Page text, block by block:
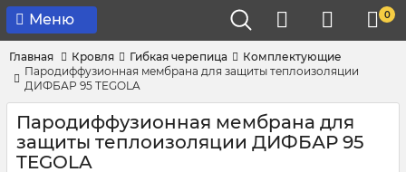
Меню 0
Главная Кровля Гибкая черепица
Комплектующие
Пародиффузионная мембрана для защиты теплоизоляции
ДИФБАР 95 TEGOLA
Пародиффузионная мембрана для
защиты теплоизоляции ДИФБАР 95
TEGOLA